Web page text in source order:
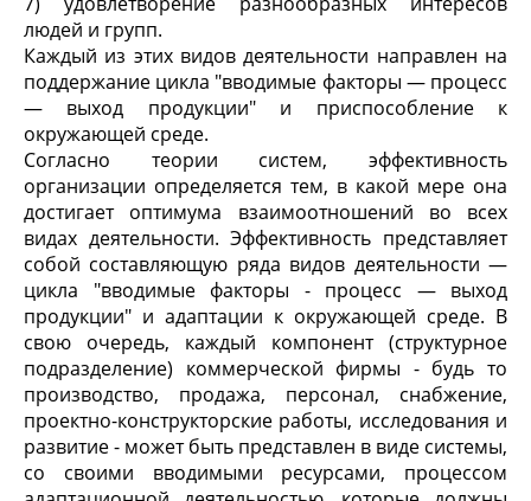
людей и групп.
Каждый из этих видов деятельности направлен на
поддержание цикла "вводимые факторы — процесс
— выход продукции" и приспособление к
окружающей среде.
Согласно теории систем, эффективность
организации определяется тем, в какой мере она
достигает оптимума взаимоотношений во всех
видах деятельности. Эффективность представляет
собой составляющую ряда видов деятельности —
цикла "вводимые факторы - процесс — выход
продукции" и адаптации к окружающей среде. В
свою очередь, каждый компонент (структурное
подразделение) коммерческой фирмы - будь то
производство, продажа, персонал, снабжение,
проектно-конструкторские работы, исследования и
развитие - может быть представлен в виде системы,
со своими вводимыми ресурсами, процессом